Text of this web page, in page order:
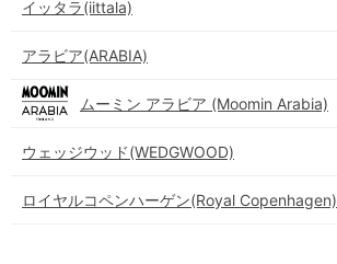
イッタラ(iittala)
アラビア(ARABIA)
ムーミン アラビア (Moomin Arabia)
ウェッジウッド(WEDGWOOD)
ロイヤルコペンハーゲン(Royal Copenhagen)